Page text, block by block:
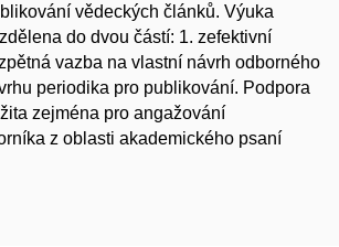
vědeckých článků. Výuka
do dvou částí: 1. zefektivní
vazba na vlastní návrh odborného
periodika pro publikování. Podpora
zejména pro angažování
z oblasti akademického psaní